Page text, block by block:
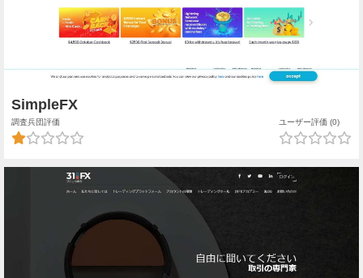
SimpleFX
調査兵団評価 ユーザー評価 (0)